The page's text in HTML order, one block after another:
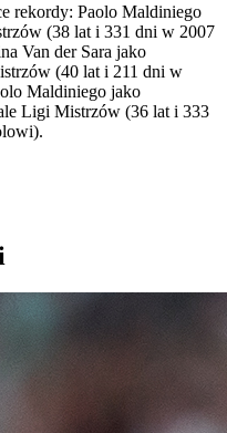
rekordy: Paolo Maldiniego
(38 lat i 331 dni w 2007
Van der Sara jako
(40 lat i 211 dni w
Maldiniego jako
Ligi Mistrzów (36 lat i 333